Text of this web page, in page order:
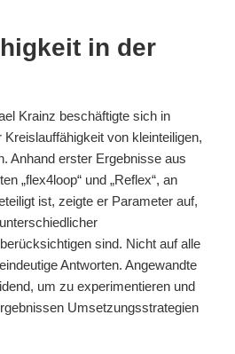
in der
Krainz beschäftigte sich in
von kleinteiligen,
Anhand erster Ergebnisse aus
„flex4loop“ und „Reflex“, an
ist, zeigte er Parameter auf,
sind. Nicht auf alle
Antworten. Angewandte
um zu experimentieren und
Umsetzungsstrategien